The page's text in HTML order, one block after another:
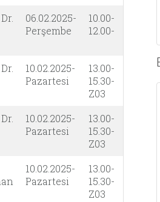
06.02.2025-
Perşembe
10.00-
12.00-
10.02.2025-
Pazartesi
13.00-
15.30-
Z03
10.02.2025-
Pazartesi
13.00-
15.30-
Z03
10.02.2025-
Pazartesi
13.00-
15.30-
Z03